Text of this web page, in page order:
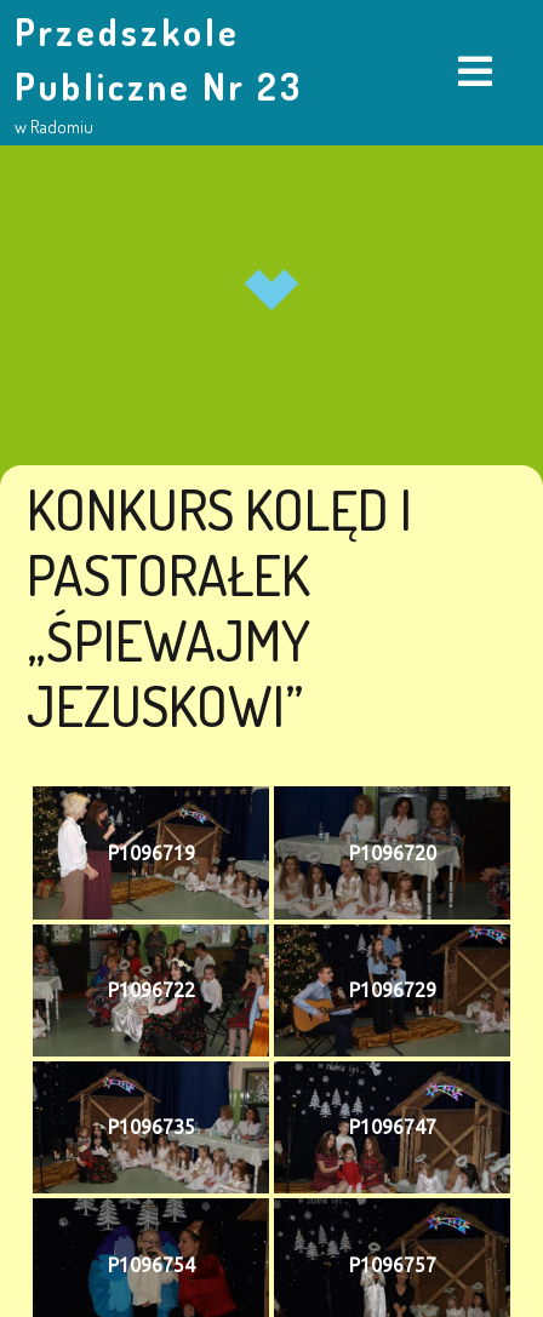
Przedszkole
Publiczne Nr 23
w Radomiu
KONKURS KOLĘD I
PASTORAŁEK
„ŚPIEWAJMY
JEZUSKOWI”
P1096719 P1096720
P1096722 P1096729
P1096735 P1096747
P1096754 P1096757